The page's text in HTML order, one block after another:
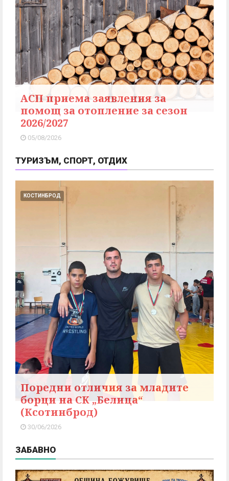
АСП приема заявления за
помощ за отопление за сезон
2026/2027
05/08/2026
ТУРИЗЪМ, СПОРТ, ОТДИХ
КОСТИНБРОД
Поредни отличия за младите
борци на СК „Белица“
(Ксотинброд)
30/06/2026
ЗАБАВНО